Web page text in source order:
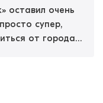
оставил очень
супер,
от города.
чувствуешь,